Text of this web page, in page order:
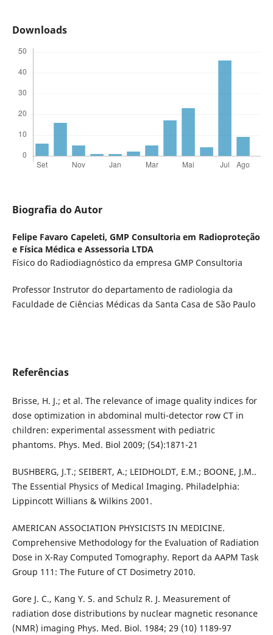
Downloads
Biografia do Autor
Felipe Favaro Capeleti, GMP Consultoria em Radioproteção
e Física Médica e Assessoria LTDA
Físico do Radiodiagnóstico da empresa GMP Consultoria
Professor Instrutor do departamento de radiologia da
Faculdade de Ciências Médicas da Santa Casa de São Paulo
Referências
Brisse, H. J.; et al. The relevance of image quality indices for
dose optimization in abdominal multi-detector row CT in
children: experimental assessment with pediatric
phantoms. Phys. Med. Biol 2009; (54):1871-21
BUSHBERG, J.T.; SEIBERT, A.; LEIDHOLDT, E.M.; BOONE, J.M..
The Essential Physics of Medical Imaging. Philadelphia:
Lippincott Willians & Wilkins 2001.
AMERICAN ASSOCIATION PHYSICISTS IN MEDICINE.
Comprehensive Methodology for the Evaluation of Radiation
Dose in X-Ray Computed Tomography. Report da AAPM Task
Group 111: The Future of CT Dosimetry 2010.
Gore J. C., Kang Y. S. and Schulz R. J. Measurement of
radiation dose distributions by nuclear magnetic resonance
(NMR) imaging Phys. Med. Biol. 1984; 29 (10) 1189-97